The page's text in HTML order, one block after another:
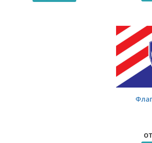
от